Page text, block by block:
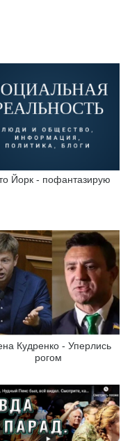
Йорк - пофантазирую
Кудренко - Уперлись
рогом